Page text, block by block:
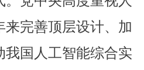
来完善顶层设计、加
我国人工智能综合实